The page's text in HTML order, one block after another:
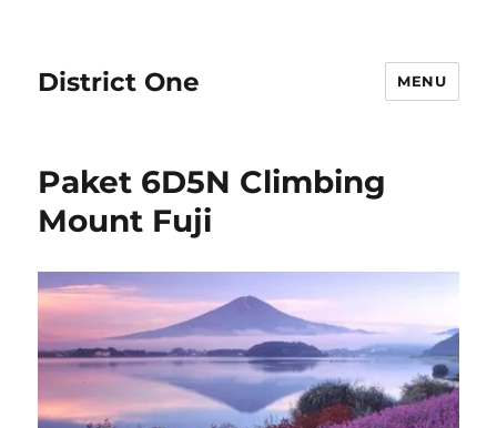
District One MENU
Paket 6D5N Climbing
Mount Fuji